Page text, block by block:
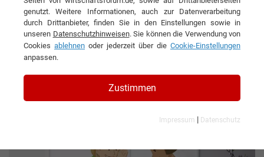
Homecare mit Herz und Verstand
Interview mit Dr. Vera Flad,
Geschäftsführerin und Dr. Corina Hutterer,
Geschäftsführerin der MTS Meditel
genutzt. Weitere Informationen, auch zur Datenverarbeitung
durch Drittanbieter, finden Sie in den Einstellungen sowie in
unseren Datenschutzhinweisen. Sie können die Verwendung von
Cookies ablehnen oder jederzeit über die Cookie-Einstellungen
anpassen.
Zustimmen
Impressum | Datenschutz